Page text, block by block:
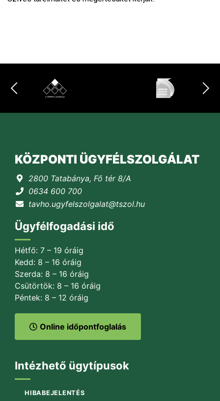
KÖZPONTI ÜGYFÉLSZOLGÁLAT
2800 Tatabánya, Fő tér 8/A
0634 600 700
tavho.ugyfelszolgalat@tszol.hu
Ügyfélfogadási idő
Hétfő: 7 – 19 óráig
Kedd: 8 – 16 óráig
Szerda: 8 – 16 óráig
Csütörtök: 8 – 16 óráig
Péntek: 8 – 12 óráig
Online időpontfoglalás
Intézhető ügytípusok
HIBABEJELENTÉS